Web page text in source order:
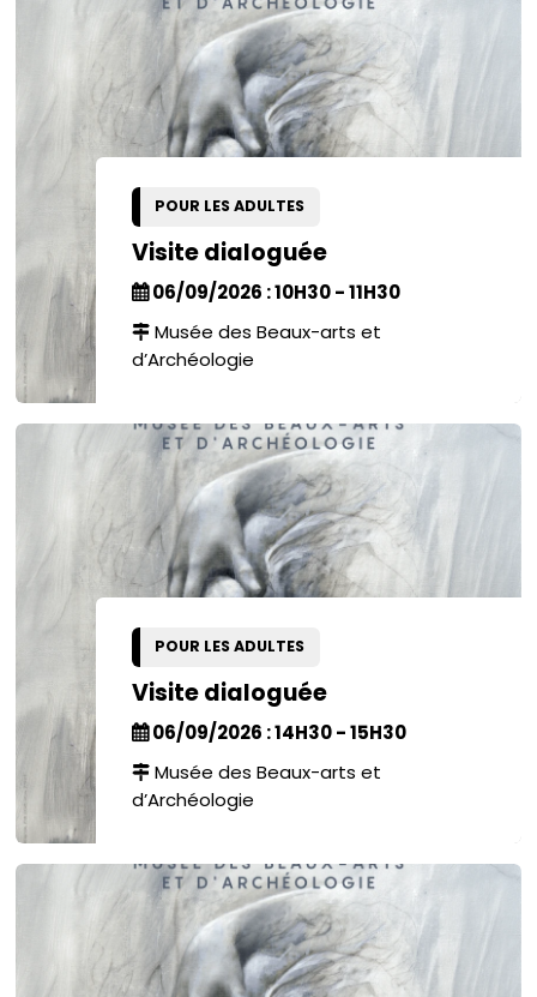
POUR LES ADULTES
Visite dialoguée
06/09/2026 : 10H30 - 11H30
Musée des Beaux-arts et
d’Archéologie
POUR LES ADULTES
Visite dialoguée
06/09/2026 : 14H30 - 15H30
Musée des Beaux-arts et
d’Archéologie